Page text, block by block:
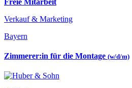
Verkauf & Marketing
Bayern
Zimmerer:in für die Montage (w/d/m)